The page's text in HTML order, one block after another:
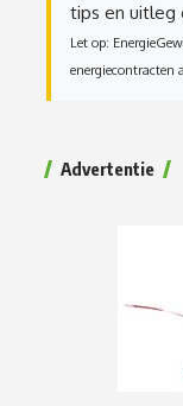
tips en uitleg
Let op:
energiecontracten
Advertentie